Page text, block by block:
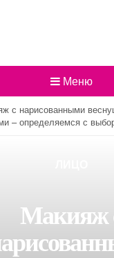
Меню
с нарисованными
– определяемся с
Макияж